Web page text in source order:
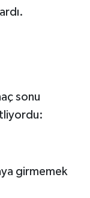
sonu
girmemek